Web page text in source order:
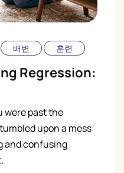
배변 훈련
Regression:
were past the
upon a mess
and confusing